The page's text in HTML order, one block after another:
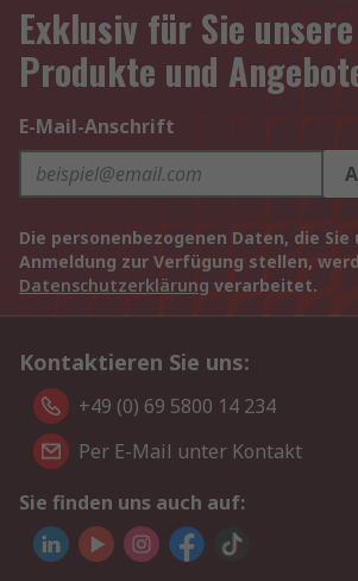
Exklusiv für Sie
Produkte und
E-Mail-Anschrift
Die personenbezogenen Daten, die Sie
Anmeldung zur Verfügung stellen,
Datenschutzerklärung verarbeitet.
Kontaktieren Sie uns:
+49 (0) 69 5800 14 234
Per E-Mail unter Kontakt
Sie finden uns auch auf: